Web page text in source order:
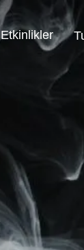
Etkinlikler